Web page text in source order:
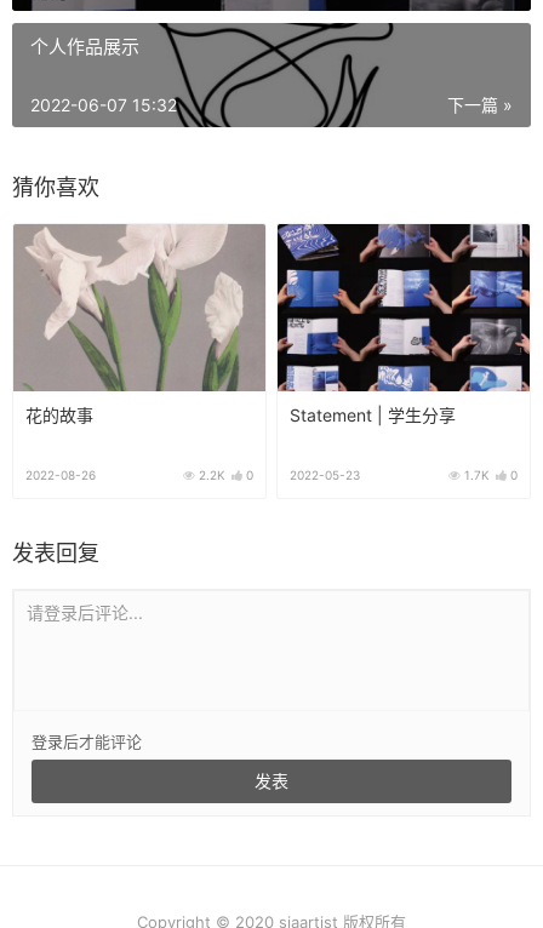
个人作品展示
下一篇 »
2022-06-07 15:32
猜你喜欢
花的故事
2022-08-26 2.2K 0
Statement | 学生分享
2022-05-23 1.7K 0
发表回复
请登录后评论...
登录后才能评论
Copyright © 2020 siaartist 版权所有